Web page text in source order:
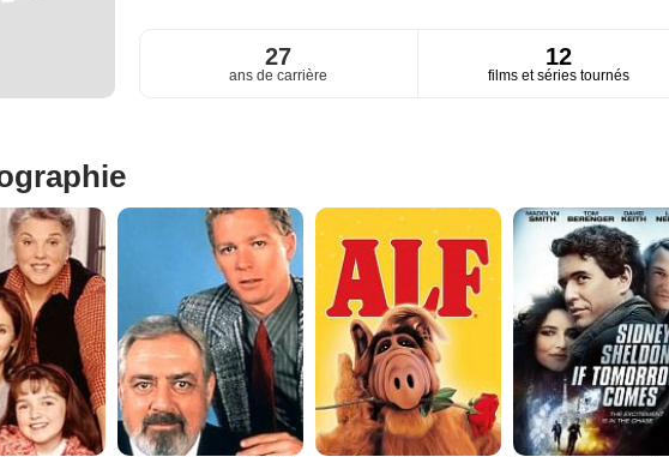
27
ans de carrière
12
films et séries tournés